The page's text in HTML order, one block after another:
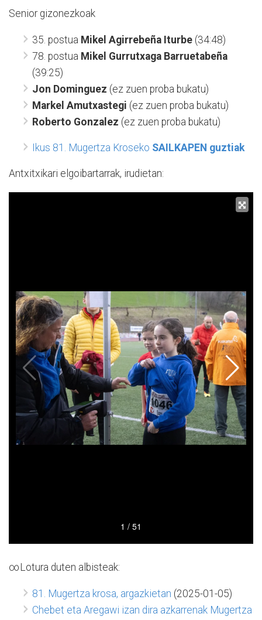
Senior gizonezkoak
35. postua Mikel Agirrebeña Iturbe (34:48)
78. postua Mikel Gurrutxaga Barruetabeña
(39:25)
Jon Dominguez (ez zuen proba bukatu)
Markel Amutxastegi (ez zuen proba bukatu)
Roberto Gonzalez (ez zuen proba bukatu)
Ikus 81. Mugertza Kroseko SAILKAPEN guztiak
Antxitxikari elgoibartarrak, irudietan:
∞Lotura duten albisteak:
81. Mugertza krosa, argazkietan (2025-01-05)
Chebet eta Aregawi izan dira azkarrenak Mugertza